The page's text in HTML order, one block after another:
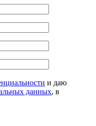
и даю
данных, в